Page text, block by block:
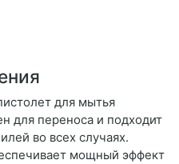
для мытья
для переноса и подходит
во всех случаях.
мощный эффект